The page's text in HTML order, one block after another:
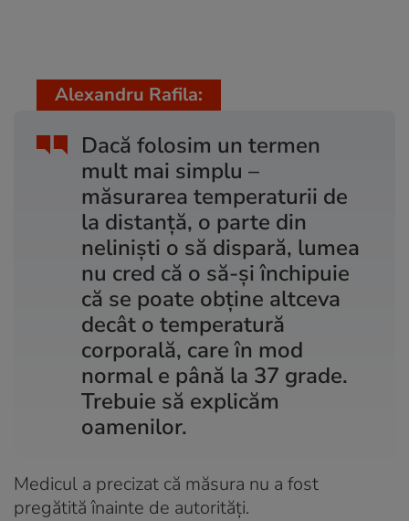
Dacă folosim un termen
mult mai simplu –
măsurarea temperaturii de
la distanță, o parte din
neliniști o să dispară, lumea
nu cred că o să-și închipuie
că se poate obține altceva
decât o temperatură
corporală, care în mod
normal e până la 37 grade.
Trebuie să explicăm
oamenilor.
Alexandru Rafila:
Medicul a precizat că măsura nu a fost
pregătită înainte de autorităţi.